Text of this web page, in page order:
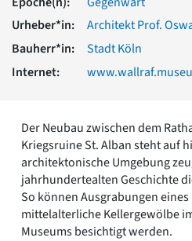
Romanik
Vorromanik
Römische Antike
Über uns
Freunde & Förderer
Kontakt
Impressum
Datenschutz
Suchbegriff eingeben
Urheber*in:
Architekt Prof.
Bauherr*in:
Stadt Köln
Internet:
Der Neubau zwischen dem
Kriegsruine St. Alban steht auf
architektonische Umgebung
jahrhundertealten Geschichte
So können Ausgrabungen
mittelalterliche Kellergewölbe
Museums besichtigt werden.